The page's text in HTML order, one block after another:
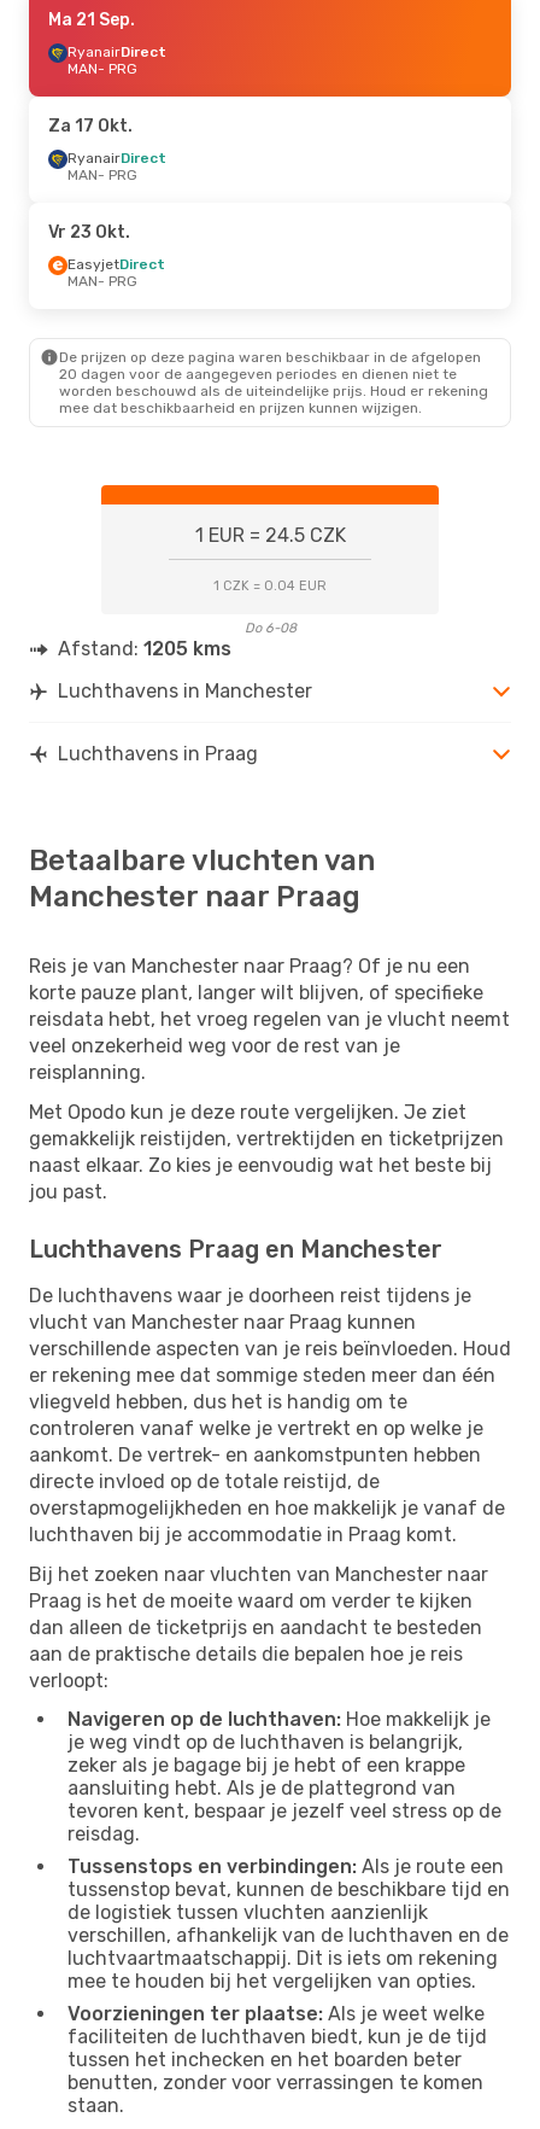
Ma 7 Sep.- Di 8 Sep.
RyanairDirect
MAN- PRG
PRG- MAN
Za 19 Sep.- Ma 21 Sep.
EasyjetDirect
PRG - MAN
MAN- PRG
Ryanair Direct
PRG- MAN
Ma 21 Sep.
RyanairDirect
MAN- PRG
Za 17 Okt.
RyanairDirect
MAN- PRG
Vr 23 Okt.
EasyjetDirect
MAN- PRG
De prijzen op deze pagina waren beschikbaar in de afgelopen
20 dagen voor de aangegeven periodes en dienen niet te
worden beschouwd als de uiteindelijke prijs. Houd er rekening
mee dat beschikbaarheid en prijzen kunnen wijzigen.
1 EUR = 24.5 CZK
1 CZK = 0.04 EUR
Do 6-08
Afstand: 1205 kms
Luchthavens in Manchester
Luchthavens in Praag
Betaalbare vluchten van
Manchester naar Praag
Reis je van Manchester naar Praag? Of je nu een
korte pauze plant, langer wilt blijven, of specifieke
reisdata hebt, het vroeg regelen van je vlucht neemt
veel onzekerheid weg voor de rest van je
reisplanning.
Met Opodo kun je deze route vergelijken. Je ziet
gemakkelijk reistijden, vertrektijden en ticketprijzen
naast elkaar. Zo kies je eenvoudig wat het beste bij
jou past.
Luchthavens Praag en Manchester
De luchthavens waar je doorheen reist tijdens je
vlucht van Manchester naar Praag kunnen
verschillende aspecten van je reis beïnvloeden. Houd
er rekening mee dat sommige steden meer dan één
vliegveld hebben, dus het is handig om te
controleren vanaf welke je vertrekt en op welke je
aankomt. De vertrek- en aankomstpunten hebben
directe invloed op de totale reistijd, de
overstapmogelijkheden en hoe makkelijk je vanaf de
luchthaven bij je accommodatie in Praag komt.
Bij het zoeken naar vluchten van Manchester naar
Praag is het de moeite waard om verder te kijken
dan alleen de ticketprijs en aandacht te besteden
aan de praktische details die bepalen hoe je reis
verloopt:
Navigeren op de luchthaven: Hoe makkelijk je
je weg vindt op de luchthaven is belangrijk,
zeker als je bagage bij je hebt of een krappe
aansluiting hebt. Als je de plattegrond van
tevoren kent, bespaar je jezelf veel stress op de
reisdag.
Tussenstops en verbindingen: Als je route een
tussenstop bevat, kunnen de beschikbare tijd en
de logistiek tussen vluchten aanzienlijk
verschillen, afhankelijk van de luchthaven en de
luchtvaartmaatschappij. Dit is iets om rekening
mee te houden bij het vergelijken van opties.
Voorzieningen ter plaatse: Als je weet welke
faciliteiten de luchthaven biedt, kun je de tijd
tussen het inchecken en het boarden beter
benutten, zonder voor verrassingen te komen
staan.